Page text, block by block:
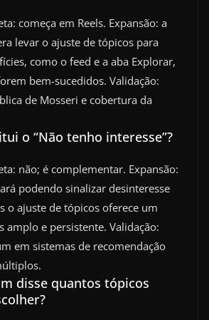
começa em Reels. Expansão: a
levar o ajuste de tópicos para
como o feed e a aba Explorar,
bem-sucedidos. Validação:
de Mosseri e cobertura da
o “Não tenho interesse”?
não; é complementar. Expansão:
podendo sinalizar desinteresse
o ajuste de tópicos oferece um
amplo e persistente. Validação:
em sistemas de recomendação
disse quantos tópicos